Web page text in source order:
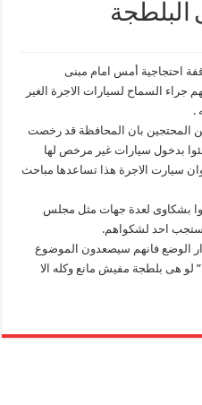
البلطجة
احتجاجية أمس امام مبنى
جراء السماح لسيارات الاجرة الغير
.
المحتجين بان المحافظة قد رخصت
بدخول سيارات غير مرخص لها
سيارت الاجرة هذا تساعدها مباحث
بشكاوى لعدة جهات مثل مجلس
يستجب احد لشكواهم.
الوضع فانهم سيصعدون الموضوع
لو هى بلطجة مفيش مانع وكله الا